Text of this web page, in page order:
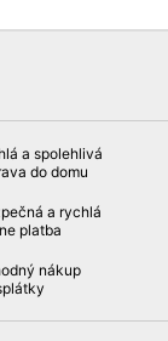
a spolehlivá
do domu
a rychlá
platba
nákup